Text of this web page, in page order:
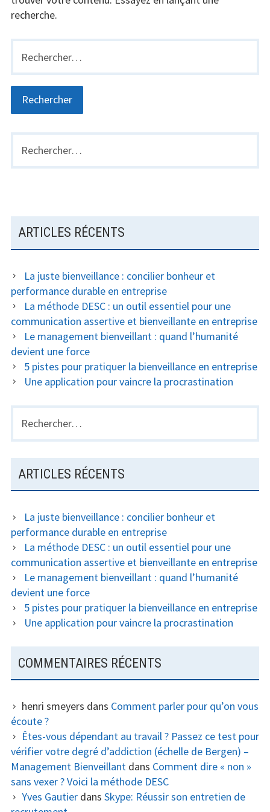
Santé
Créativité
Techno
Marketing
Humour
Outils
recherche.
Rechercher :
BARRE
LATÉRALE
Rechercher :
ARTICLES RÉCENTS
La juste bienveillance : concilier bonheur et
performance durable en entreprise
La méthode DESC : un outil essentiel pour une
communication assertive et bienveillante en entreprise
Le management bienveillant : quand l’humanité
devient une force
5 pistes pour pratiquer la bienveillance en entreprise
Une application pour vaincre la procrastination
Rechercher :
ARTICLES RÉCENTS
La juste bienveillance : concilier bonheur et
performance durable en entreprise
La méthode DESC : un outil essentiel pour une
communication assertive et bienveillante en entreprise
Le management bienveillant : quand l’humanité
devient une force
5 pistes pour pratiquer la bienveillance en entreprise
Une application pour vaincre la procrastination
COMMENTAIRES RÉCENTS
henri smeyers dans Comment parler pour qu’on vous
écoute ?
Êtes-vous dépendant au travail ? Passez ce test pour
vérifier votre degré d’addiction (échelle de Bergen) –
Management Bienveillantdans Comment dire « non »
sans vexer ? Voici la méthode DESC
Yves Gautierdans Skype: Réussir son entretien de